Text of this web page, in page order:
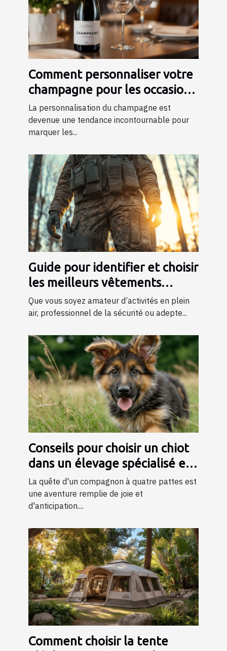
Comment personnaliser votre
champagne pour les occasions
spéciales ?
La personnalisation du champagne est
devenue une tendance incontournable pour
marquer les...
Guide pour identifier et choisir
les meilleurs vêtements
tactiques
Que vous soyez amateur d’activités en plein
air, professionnel de la sécurité ou adepte...
Conseils pour choisir un chiot
dans un élevage spécialisé en
bergers
La quête d'un compagnon à quatre pattes est
une aventure remplie de joie et
d'anticipation....
Comment choisir la tente